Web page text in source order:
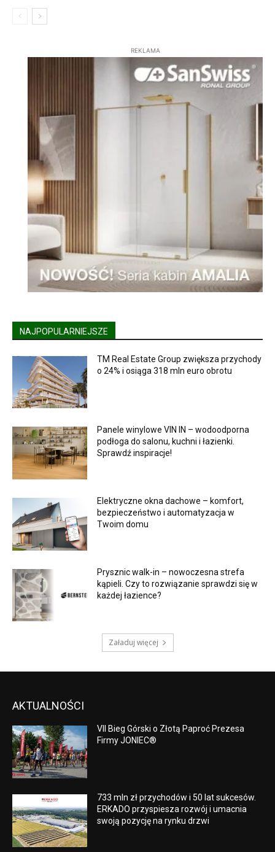
REKLAMA
NAJPOPULARNIEJSZE
TM Real Estate Group zwiększa przychody
o 24% i osiąga 318 mln euro obrotu
Panele winylowe VIN IN – wodoodporna
podłoga do salonu, kuchni i łazienki.
Sprawdź inspiracje!
Elektryczne okna dachowe – komfort,
bezpieczeństwo i automatyzacja w
Twoim domu
Prysznic walk-in – nowoczesna strefa
kąpieli. Czy to rozwiązanie sprawdzi się w
każdej łazience?
Załaduj więcej
AKTUALNOŚCI
VII Bieg Górski o Złotą Paproć Prezesa
Firmy JONIEC®
733 mln zł przychodów i 50 lat sukcesów.
ERKADO przyspiesza rozwój i umacnia
swoją pozycję na rynku drzwi